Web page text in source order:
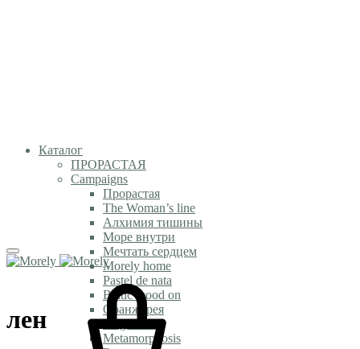
Каталог
ПРОРАСТАЯ
Campaigns
Прорастая
The Woman’s line
Алхимия тишины
Море внутри
Мечтать сердцем
Morely home
Pastel de nata
Baltic mood on
Оранжерея
Magic time
Metamorphosis
лен